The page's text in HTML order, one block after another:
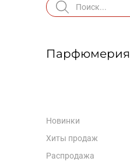
Парфюмерия
Новинки
Хиты продаж
Распродажа